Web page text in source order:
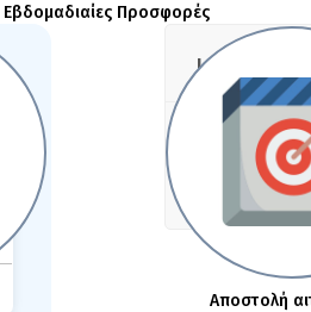
Εβδομαδιαίες Προσφορές
Αποστολή
No